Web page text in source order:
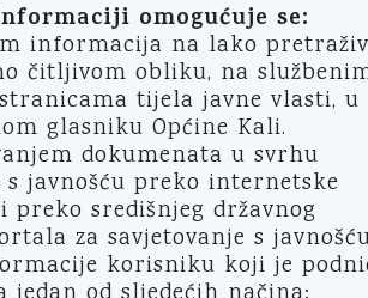
omogućuje se:
informacija na lako pretraživ
čitljivom obliku, na
tijela javne vlasti, u
glasniku Općine Kali.
dokumenata u svrhu
s javnošću preko internetske
središnjeg državnog
za savjetovanje s
korisniku koji je